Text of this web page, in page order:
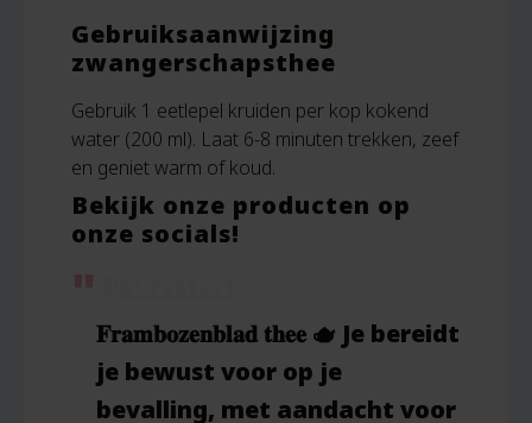
Gebruiksaanwijzing
zwangerschapsthee
Gebruik 1 eetlepel kruiden per kop kokend
water (200 ml). Laat 6-8 minuten trekken, zeef
en geniet warm of koud.
Bekijk onze producten op
onze socials!
𝐅𝐫𝐚𝐦𝐛𝐨𝐳𝐞𝐧𝐛𝐥𝐚𝐝 𝐭𝐡𝐞𝐞 🫖 Je bereidt
je bewust voor op je
bevalling, met aandacht voor